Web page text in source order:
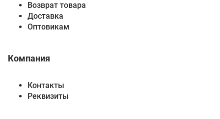
Возврат товара
Доставка
Оптовикам
Компания
Контакты
Реквизиты